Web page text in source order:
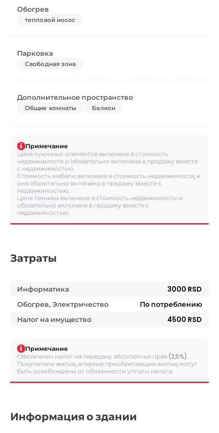
Обогрев
тепловой носос
Парковка
Свободная зона
Дополнительное пространство
Общие комнаты Балкон
i Примечание
Цена кухонных элементов включена в стоимость
недвижимости и обязательно включена в продажу вместе
с недвижимостью.
Стоимость мебели включена в стоимость недвижимости, и
она обязательно включена в продажу вместе с
недвижимостью.
Цена техники включена в стоимость недвижимости и
обязательно включена в продажу вместе с
недвижимостью.
Затраты
Информатика
3000 RSD
Обогрев, Электричество
По потреблению
Налог на имущество
4500 RSD
i Примечание
Обязателен налог на передачу абсолютных прав (2,5%).
Покупатели жилья, впервые приобретающие жилье, могут
быть освобождены от обязанности уплаты налога.
Информация о здании